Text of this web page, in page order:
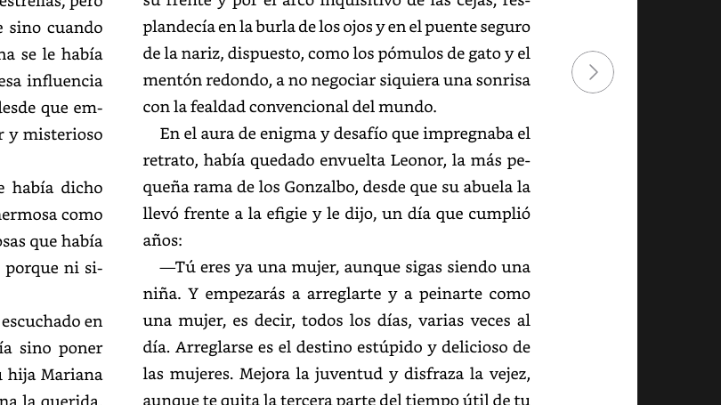
sino
cuando
se le había
esa influencia
que empezó
y misterioso
había
dicho
como
que había
porque ni siquiera
escuchado
en
sino
poner
hija Mariana
la querida,
en la burla de los ojos y en el puente seguro
de la nariz, dispuesto, como los pómulos de gato y el
mentón
redondo, a no negociar siquiera una sonrisa
con la fealdad convencional del mundo.
En el aura de enigma y desafío que impregnaba
el
retrato,
había quedado envuelta Leonor, la más pequeña
rama de los Gonzalbo, desde que su abuela la
llevó frente a la efigie y le dijo, un día que cumplió
años:
—Tú eres ya una mujer, aunque sigas siendo una
niña.
Y empezarás a arreglarte y a peinarte
como
una mujer, es decir, todos los días, varias veces al
día.
Arreglarse es el destino estúpido y delicioso
de
las mujeres. Mejora la juventud y disfraza la vejez,
aunque te quita la tercera parte del tiempo útil de tu